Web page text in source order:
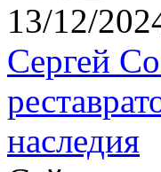
13/12/
Сергей
наследия